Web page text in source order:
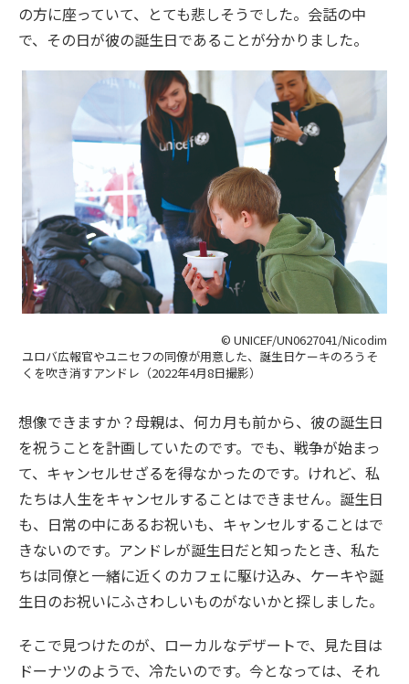
の方に座っていて、とても悲しそうでした。会話の中
で、その日が彼の誕生日であることが分かりました。
© UNICEF/UN0627041/Nicodim
ユロバ広報官やユニセフの同僚が用意した、誕生日ケーキのろうそ
くを吹き消すアンドレ（2022年4月8日撮影）
想像できますか？母親は、何カ月も前から、彼の誕生日
を祝うことを計画していたのです。でも、戦争が始まっ
て、キャンセルせざるを得なかったのです。けれど、私
たちは人生をキャンセルすることはできません。誕生日
も、日常の中にあるお祝いも、キャンセルすることはで
きないのです。アンドレが誕生日だと知ったとき、私た
ちは同僚と一緒に近くのカフェに駆け込み、ケーキや誕
生日のお祝いにふさわしいものがないかと探しました。
そこで見つけたのが、ローカルなデザートで、見た目は
ドーナツのようで、冷たいのです。今となっては、それ